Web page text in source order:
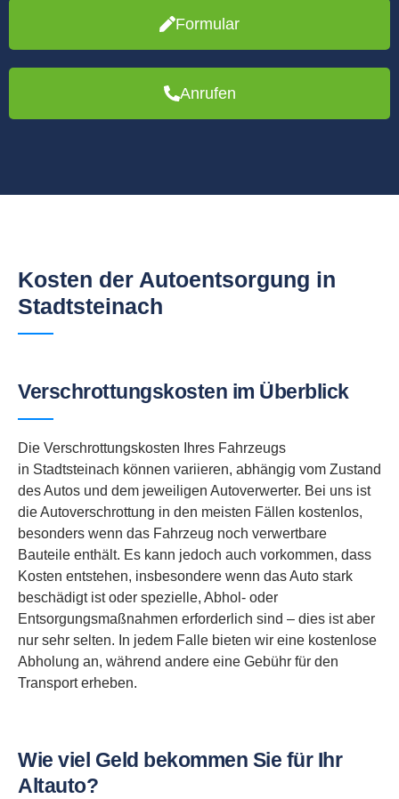
Formular
Anrufen
Kosten der Autoentsorgung in
Stadtsteinach
Verschrottungskosten im Überblick
Die Verschrottungskosten Ihres Fahrzeugs
in Stadtsteinach können variieren, abhängig vom Zustand
des Autos und dem jeweiligen Autoverwerter. Bei uns ist
die Autoverschrottung in den meisten Fällen kostenlos,
besonders wenn das Fahrzeug noch verwertbare
Bauteile enthält. Es kann jedoch auch vorkommen, dass
Kosten entstehen, insbesondere wenn das Auto stark
beschädigt ist oder spezielle, Abhol- oder
Entsorgungsmaßnahmen erforderlich sind – dies ist aber
nur sehr selten. In jedem Falle bieten wir eine kostenlose
Abholung an, während andere eine Gebühr für den
Transport erheben.
Wie viel Geld bekommen Sie für Ihr
Altauto?